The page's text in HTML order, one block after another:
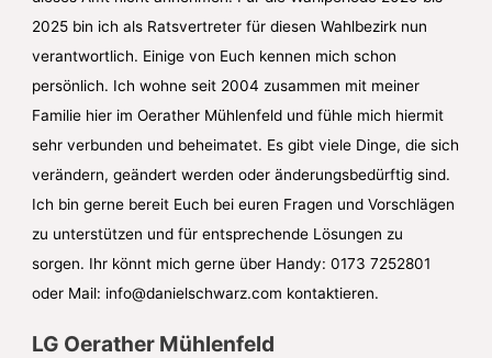
2025 bin ich als Ratsvertreter für diesen Wahlbezirk nun
verantwortlich. Einige von Euch kennen mich schon
persönlich. Ich wohne seit 2004 zusammen mit meiner
Familie hier im Oerather Mühlenfeld und fühle mich hiermit
sehr verbunden und beheimatet. Es gibt viele Dinge, die sich
verändern, geändert werden oder änderungsbedürftig sind.
Ich bin gerne bereit Euch bei euren Fragen und Vorschlägen
zu unterstützen und für entsprechende Lösungen zu
sorgen. Ihr könnt mich gerne über Handy: 0173 7252801
oder Mail: info@danielschwarz.com kontaktieren.
LG Oerather Mühlenfeld